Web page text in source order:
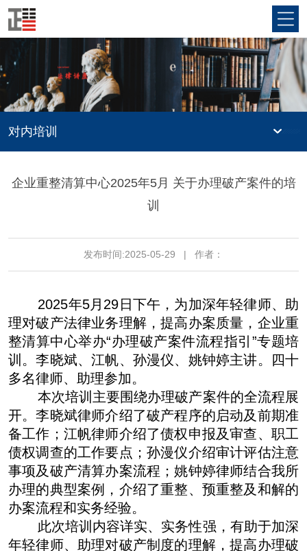
对内培训
企业重整清算中心2025年5月 关于办理破产案件的培
训
发布时间:2025-05-29 | 作者：
2025年5月29日下午，为加深年轻律师、助
理对破产法律业务理解，提高办案质量，企业重
整清算中心举办“办理破产案件流程指引”专题培
训。李晓斌、江帆、孙漫仪、姚钟婷主讲。四十
多名律师、助理参加。
本次培训主要围绕办理破产案件的全流程展
开。李晓斌律师介绍了破产程序的启动及前期准
备工作；江帆律师介绍了债权申报及审查、职工
债权调查的工作要点；孙漫仪介绍审计评估注意
事项及破产清算办案流程；姚钟婷律师结合我所
办理的典型案例，介绍了重整、预重整及和解的
办案流程和实务经验。
此次培训内容详实、实务性强，有助于加深
年轻律师、助理对破产制度的理解，提高办理破